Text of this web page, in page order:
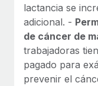
lactancia se
adicional. -
de cáncer de
trabajadoras
pagado para
prevenir el